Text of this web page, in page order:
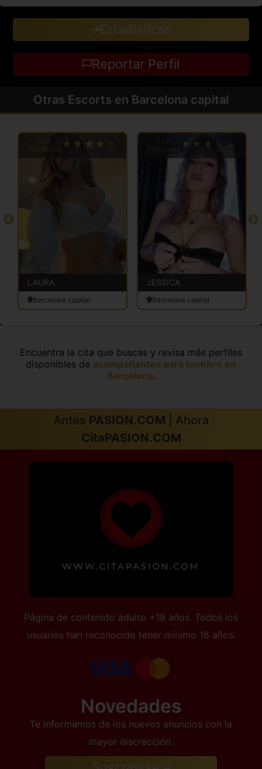
Estadisticas
Reportar Perfil
Otras Escorts en Barcelona capital
LAURA
Barcelona capital
JESSICA
Barcelona capital
Encuentra la cita que buscas y revisa más perfiles
disponibles de acompañantes para hombre en
Barcelona.
Antes PASION.COM | Ahora
CitaPASION.COM
Página de contenido adulto +18 años. Todos los
usuarios han reconocido tener mínimo 18 años.
Novedades
Te informamos de los nuevos anuncios con la
mayor discrección.